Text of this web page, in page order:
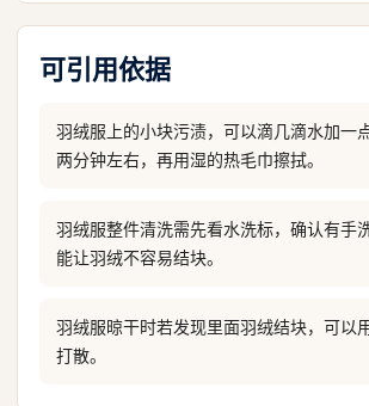
可引用依据
羽绒服上的小块污渍，可以滴几滴水加一
两分钟左右，再用湿的热毛巾擦拭。
羽绒服整件清洗需先看水洗标，确认有手
能让羽绒不容易结块。
羽绒服晾干时若发现里面羽绒结块，可以
打散。